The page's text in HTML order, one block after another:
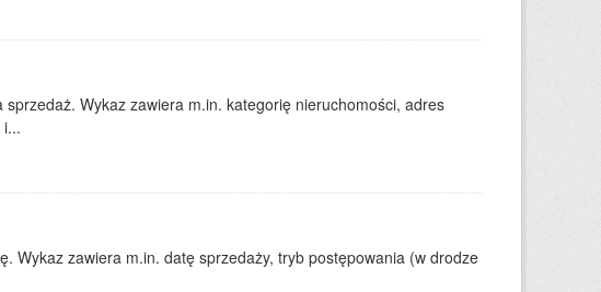
Wykaz zawiera m.in. kategorię nieruchomości, adres
Wykaz zawiera m.in. datę sprzedaży, tryb postępowania (w drodze